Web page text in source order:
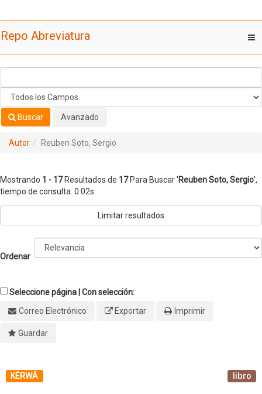
Repo Abreviatura
Buscar Avanzado
Autor Reuben Soto, Sergio
Mostrando 1 - 17Resultados de 17Para Buscar 'Reuben Soto, Sergio',
tiempo de consulta: 0.02s
Limitar resultados
Ordenar
Seleccione página | Con selección:
Correo Electrónico
Exportar Imprimir
Guardar
KÉRWÁ libro